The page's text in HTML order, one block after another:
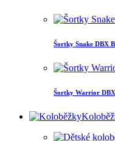
Šortky Snake DBX
Šortky Warrior DBX